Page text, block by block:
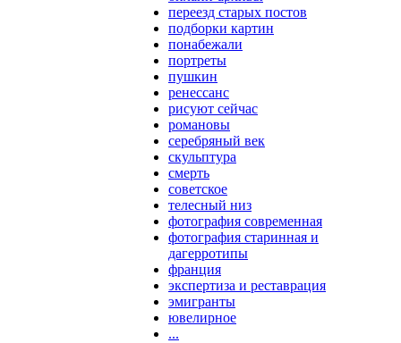
переезд старых постов
подборки картин
понабежали
портреты
пушкин
ренессанс
рисуют сейчас
романовы
серебряный век
скульптура
смерть
советское
телесный низ
фотография современная
фотография старинная и
дагерротипы
франция
экспертиза и реставрация
эмигранты
ювелирное
...